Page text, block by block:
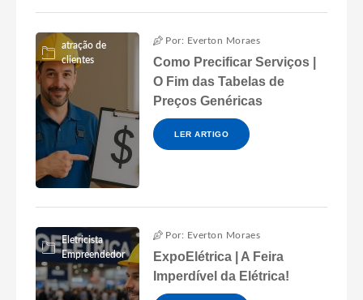
atração de
clientes
Por: Everton Moraes
Como Precificar Serviços |
O Fim das Tabelas de
Preços Genéricas
LER ARTIGO
Eletricista
Empreendedor
Por: Everton Moraes
ExpoElétrica | A Feira
Imperdível da Elétrica!